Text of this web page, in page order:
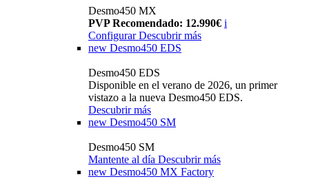
Desmo450 MX
PVP Recomendado: 12.990€ i
Configurar Descubrir más
new Desmo450 EDS
Desmo450 EDS
Disponible en el verano de 2026, un primer
vistazo a la nueva Desmo450 EDS.
Descubrir más
new Desmo450 SM
Desmo450 SM
Mantente al día Descubrir más
new Desmo450 MX Factory